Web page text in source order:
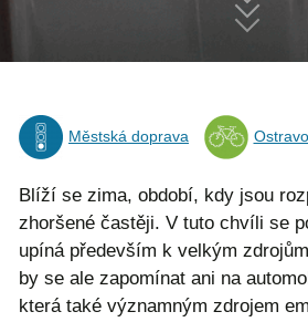
Městská doprava
Blíží se zima, období, kdy jsou
zhoršené častěji. V tuto chvíli se
upíná především k velkým
by se ale zapomínat ani na
která také významným zdrojem